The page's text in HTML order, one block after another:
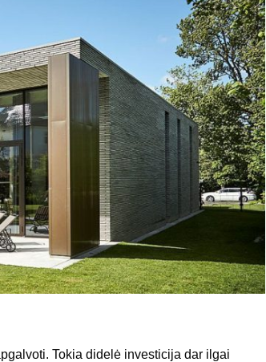
Tokia didelė investicija dar ilgai